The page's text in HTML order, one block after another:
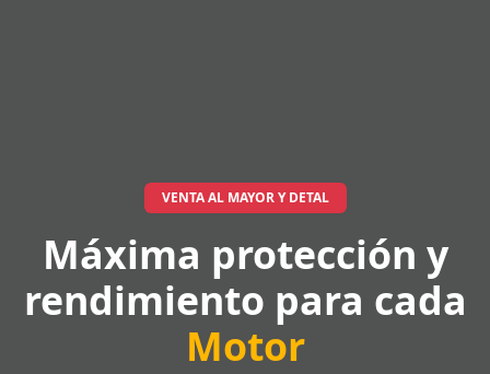
VENTA AL MAYOR Y DETAL
Máxima protección y
rendimiento para cada
Motor